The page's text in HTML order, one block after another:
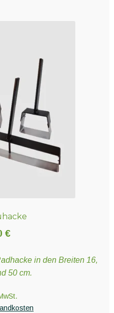
€
in den Breiten 16,
50 cm.